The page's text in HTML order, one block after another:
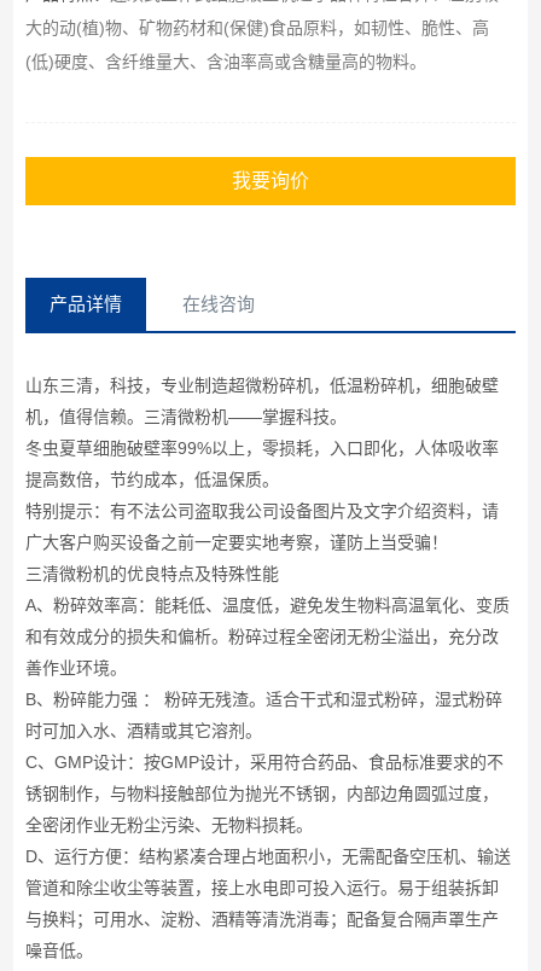
大的动(植)物、矿物药材和(保健)食品原料，如韧性、脆性、高
(低)硬度、含纤维量大、含油率高或含糖量高的物料。
我要询价
产品详情 在线咨询
山东三清，科技，专业制造超微粉碎机，低温粉碎机，细胞破壁
机，值得信赖。三清微粉机——掌握科技。
冬虫夏草细胞破壁率99%以上，零损耗，入口即化，人体吸收率
提高数倍，节约成本，低温保质。
特别提示：有不法公司盗取我公司设备图片及文字介绍资料，请
广大客户购买设备之前一定要实地考察，谨防上当受骗！
三清微粉机的优良特点及特殊性能
A、粉碎效率高：能耗低、温度低，避免发生物料高温氧化、变质
和有效成分的损失和偏析。粉碎过程全密闭无粉尘溢出，充分改
善作业环境。
B、粉碎能力强 ： 粉碎无残渣。适合干式和湿式粉碎，湿式粉碎
时可加入水、酒精或其它溶剂。
C、GMP设计：按GMP设计，采用符合药品、食品标准要求的不
锈钢制作，与物料接触部位为抛光不锈钢，内部边角圆弧过度，
全密闭作业无粉尘污染、无物料损耗。
D、运行方便：结构紧凑合理占地面积小，无需配备空压机、输送
管道和除尘收尘等装置，接上水电即可投入运行。易于组装拆卸
与换料；可用水、淀粉、酒精等清洗消毒；配备复合隔声罩生产
噪音低。